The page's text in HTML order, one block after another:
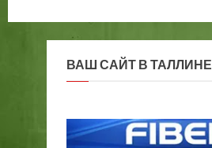
ВАШ САЙТ В ТАЛЛИНЕ